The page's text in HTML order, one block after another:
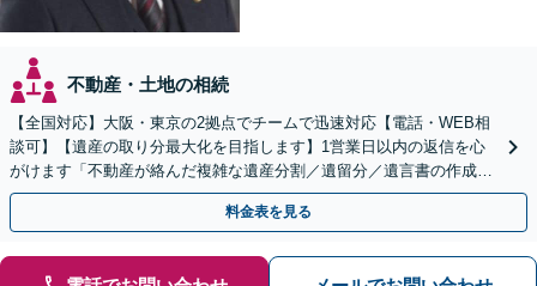
不動産・土地の相続
【全国対応】大阪・東京の2拠点でチームで迅速対応【電話・WEB相
談可】【遺産の取り分最大化を目指します】1営業日以内の返信を心
がけます「不動産が絡んだ複雑な遺産分割／遺留分／遺言書の作成・
執行／事業承継など、お任せください」【休日相談あり】
料金表を見る